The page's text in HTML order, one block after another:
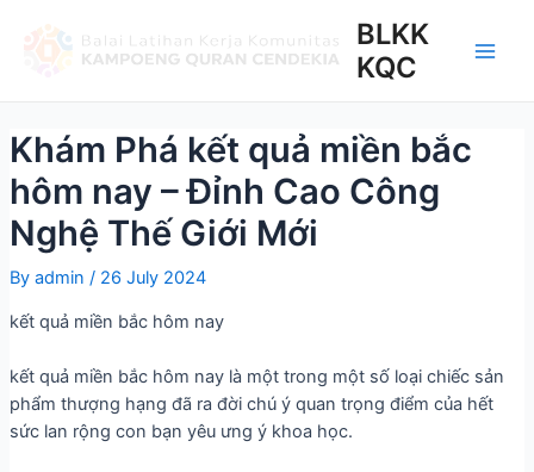
BLKK
KQC
Khám Phá kết quả miền bắc
hôm nay – Đỉnh Cao Công
Nghệ Thế Giới Mới
By admin / 26 July 2024
kết quả miền bắc hôm nay
kết quả miền bắc hôm nay là một trong một số loại chiếc sản
phẩm thượng hạng đã ra đời chú ý quan trọng điểm của hết
sức lan rộng con bạn yêu ưng ý khoa học.